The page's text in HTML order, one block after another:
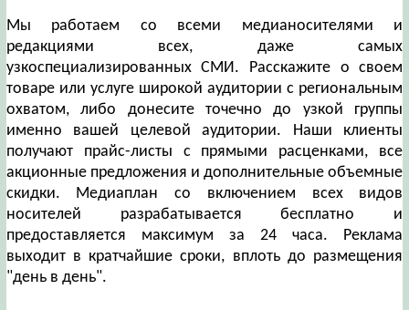
Мы работаем со всеми медианосителями и
редакциями всех, даже самых
узкоспециализированных СМИ. Расскажите о своем
товаре или услуге широкой аудитории с региональным
охватом, либо донесите точечно до узкой группы
именно вашей целевой аудитории. Наши клиенты
получают прайс-листы с прямыми расценками, все
акционные предложения и дополнительные объемные
скидки. Медиаплан со включением всех видов
носителей разрабатывается бесплатно и
предоставляется максимум за 24 часа. Реклама
выходит в кратчайшие сроки, вплоть до размещения
"день в день".